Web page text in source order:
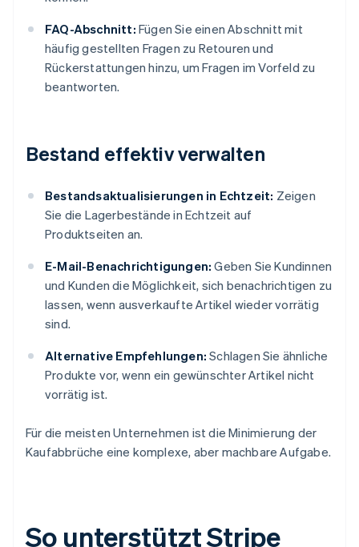
FAQ-Abschnitt: Fügen Sie einen Abschnitt mit
häufig gestellten Fragen zu Retouren und
Rückerstattungen hinzu, um Fragen im Vorfeld zu
beantworten.
Bestand effektiv verwalten
Bestandsaktualisierungen in Echtzeit: Zeigen
Sie die Lagerbestände in Echtzeit auf
Produktseiten an.
E-Mail-Benachrichtigungen: Geben Sie Kundinnen
und Kunden die Möglichkeit, sich benachrichtigen zu
lassen, wenn ausverkaufte Artikel wieder vorrätig
sind.
Alternative Empfehlungen: Schlagen Sie ähnliche
Produkte vor, wenn ein gewünschter Artikel nicht
vorrätig ist.
Für die meisten Unternehmen ist die Minimierung der
Kaufabbrüche eine komplexe, aber machbare Aufgabe.
So unterstützt Stripe